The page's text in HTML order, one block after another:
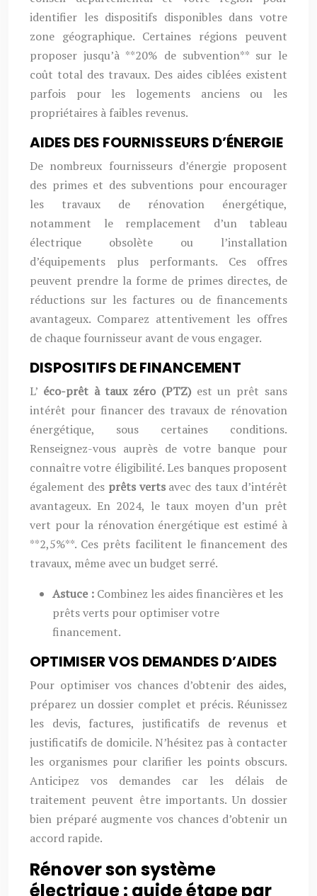
identifier les dispositifs disponibles dans votre
zone géographique. Certaines régions peuvent
proposer jusqu’à **20% de subvention** sur le
coût total des travaux. Des aides ciblées existent
parfois pour les logements anciens ou les
propriétaires à faibles revenus.
AIDES DES FOURNISSEURS D’ÉNERGIE
De nombreux fournisseurs d’énergie proposent
des primes et des subventions pour encourager
les travaux de rénovation énergétique,
notamment le remplacement d’un tableau
électrique obsolète ou l’installation
d’équipements plus performants. Ces offres
peuvent prendre la forme de primes directes, de
réductions sur les factures ou de financements
avantageux. Comparez attentivement les offres
de chaque fournisseur avant de vous engager.
DISPOSITIFS DE FINANCEMENT
L’ éco-prêt à taux zéro (PTZ) est un prêt sans
intérêt pour financer des travaux de rénovation
énergétique, sous certaines conditions.
Renseignez-vous auprès de votre banque pour
connaître votre éligibilité. Les banques proposent
également des prêts verts avec des taux d’intérêt
avantageux. En 2024, le taux moyen d’un prêt
vert pour la rénovation énergétique est estimé à
**2,5%**. Ces prêts facilitent le financement des
travaux, même avec un budget serré.
Astuce : Combinez les aides financières et les
prêts verts pour optimiser votre
financement.
OPTIMISER VOS DEMANDES D’AIDES
Pour optimiser vos chances d’obtenir des aides,
préparez un dossier complet et précis. Réunissez
les devis, factures, justificatifs de revenus et
justificatifs de domicile. N’hésitez pas à contacter
les organismes pour clarifier les points obscurs.
Anticipez vos demandes car les délais de
traitement peuvent être importants. Un dossier
bien préparé augmente vos chances d’obtenir un
accord rapide.
Rénover son système
électrique : guide étape par